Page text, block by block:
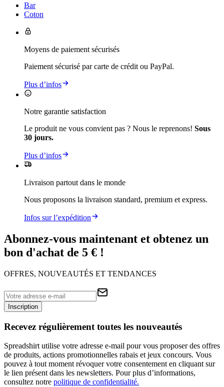
Bar
Coton
Moyens de paiement sécurisés
Paiement sécurisé par carte de crédit ou PayPal.
Plus d’infos
Notre garantie satisfaction
Le produit ne vous convient pas ? Nous le reprenons! Sous
30 jours.
Plus d’infos
Livraison partout dans le monde
Nous proposons la livraison standard, premium et express.
Infos sur l’expédition
Abonnez-vous maintenant et obtenez un
bon d'achat de 5 € !
OFFRES, NOUVEAUTÉS ET TENDANCES
Inscription
Recevez régulièrement toutes les nouveautés
Spreadshirt utilise votre adresse e-mail pour vous proposer des offres
de produits, actions promotionnelles rabais et jeux concours. Vous
pouvez à tout moment révoquer votre consentement en cliquant sur
le lien présent dans les newsletters. Pour plus d’informations,
consultez notre politique de confidentialité.